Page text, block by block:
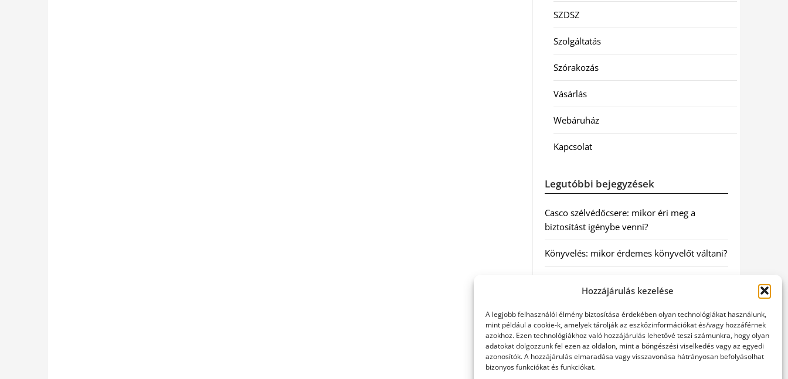
Hozzájárulás kezelése
A legjobb felhasználói élmény biztosítása érdekében olyan technológiákat használunk,
mint például a cookie-k, amelyek tárolják az eszközinformációkat és/vagy hozzáférnek
azokhoz. Ezen technológiákhoz való hozzájárulás lehetővé teszi számunkra, hogy olyan
adatokat dolgozzunk fel ezen az oldalon, mint a böngészési viselkedés vagy az egyedi
azonosítók. A hozzájárulás elmaradása vagy visszavonása hátrányosan befolyásolhat
bizonyos funkciókat és funkciókat.
SZDSZ
Szolgáltatás
Szórakozás
Vásárlás
Webáruház
Kapcsolat
Legutóbbi bejegyzések
Casco szélvédőcsere: mikor éri meg a
biztosítást igénybe venni?
Könyvelés: mikor érdemes könyvelőt váltani?
szakszerű jogi háttér a biztonságos
Munkajogi ügyvéd: miért nem érdemes várni
a jogi segítséggel